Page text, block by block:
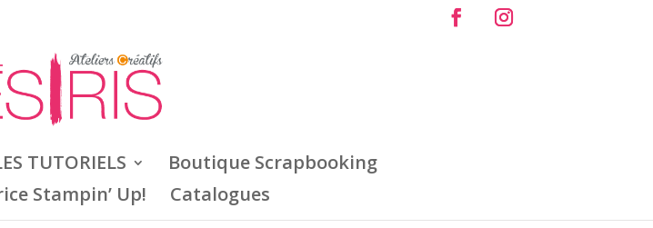
TUTORIELS
Boutique Scrapbooking
Stampin’ Up!
Catalogues